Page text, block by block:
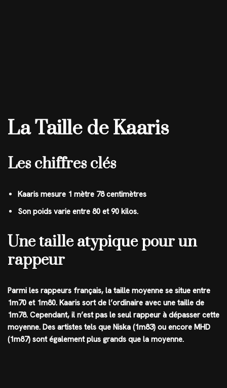
La Taille de Kaaris
Les chiffres clés
Kaaris mesure 1 mètre 78 centimètres
Son poids varie entre 80 et 90 kilos.
Une taille atypique pour un
rappeur
Parmi les rappeurs français, la taille moyenne se situe entre
1m70 et 1m80. Kaaris sort de l’ordinaire avec une taille de
1m78. Cependant, il n’est pas le seul rappeur à dépasser cette
moyenne. Des artistes tels que Niska (1m83) ou encore MHD
(1m87) sont également plus grands que la moyenne.